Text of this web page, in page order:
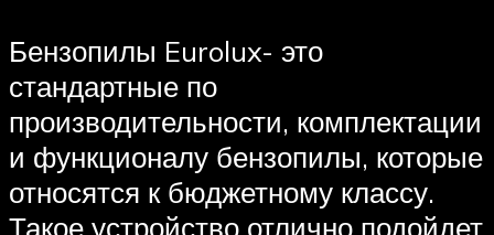
Бензопилы Eurolux- это
стандартные по
производительности, комплектации
и функционалу бензопилы, которые
относятся к бюджетному классу.
Такое устройство отлично подойдет